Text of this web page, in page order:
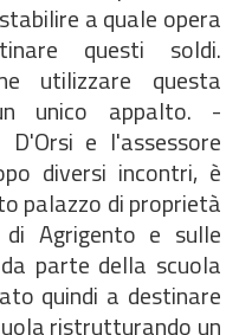
a quale opera
questi soldi.
utilizzare questa
unico appalto. -
e l'assessore
diversi incontri, è
palazzo di proprietà
di Agrigento e sulle
parte della scuola
quindi a destinare
ristrutturando un